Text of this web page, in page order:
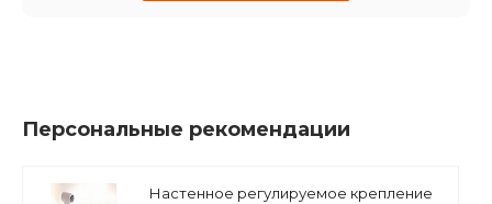
Персональные рекомендации
Настенное регулируемое крепление